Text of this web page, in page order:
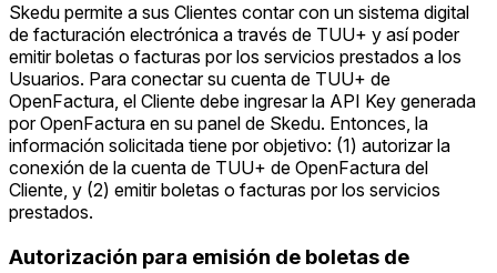
Skedu permite a sus Clientes contar con un sistema digital
de facturación electrónica a través de TUU+ y así poder
emitir boletas o facturas por los servicios prestados a los
Usuarios. Para conectar su cuenta de TUU+ de
OpenFactura, el Cliente debe ingresar la API Key generada
por OpenFactura en su panel de Skedu. Entonces, la
información solicitada tiene por objetivo: (1) autorizar la
conexión de la cuenta de TUU+ de OpenFactura del
Cliente, y (2) emitir boletas o facturas por los servicios
prestados.
Autorización para emisión de boletas de